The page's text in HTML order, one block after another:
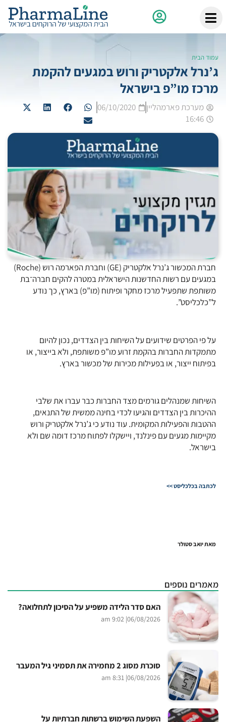
עמוד הבית
ג’נרל אלקטריק ורוש במגעים להקמת
מרכז מו”פ בישראל
מערכת פארמהליין
06/10/2020
16:46
חברת המכשור ג’נרל אלקטריק (GE) וחברת הפארמה רוש (Roche)
במגעים עם רשות החדשנות הישראלית במטרה להקים חברה־בת
משותפת שתפעיל מרכז מחקר ופיתוח (מו”פ) בארץ, כך נודע
ל”כלכליסט”.
על פי הפרטים שידועים על השיחות בין הצדדים, נכון להיום
מתמקדות החברות בהקמת זרוע מו”פ משותפת, ולא בייצור, או
בפיתוח ייצור, או בפעילות מכירות של מכשור בארץ.
השיחות שמנהלים גורמים מצד החברות כבר עברו את שלבי
ההיכרות בין הצדדים והגיעו לכדי בחינה ממשית של התנאים,
ההטבות והפעילות המקומית. עוד נודע כי ג’נרל אלקטריק ורוש
מקיימות מגעים עם פינלנד, ויישקלו לפתוח מרכז דומה שם ולא
בישראל.
לכתבה בכלכליסט >>
מאת יואב סטולר
מאמרים נוספים
האם סדר הלידה משפיע על הסיכון לתחלואה?
06/08/2026
| 9:02 am
סוכרת מסוג 2 מחמירה את תסמיני גיל המעבר
06/08/2026
| 8:31 am
השפעת השימוש ברשתות חברתיות על